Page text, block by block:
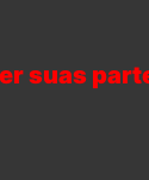
suas